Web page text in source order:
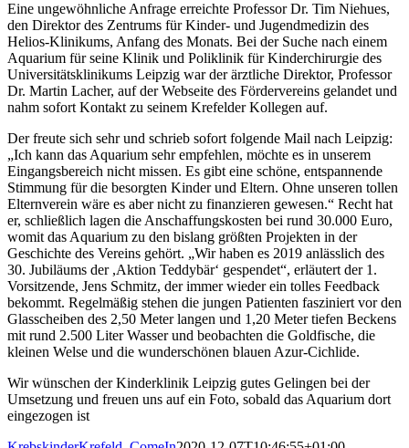
Eine ungewöhnliche Anfrage erreichte Professor Dr. Tim Niehues,
den Direktor des Zentrums für Kinder- und Jugendmedizin des
Helios-Klinikums, Anfang des Monats. Bei der Suche nach einem
Aquarium für seine Klinik und Poliklinik für Kinderchirurgie des
Universitätsklinikums Leipzig war der ärztliche Direktor, Professor
Dr. Martin Lacher, auf der Webseite des Fördervereins gelandet und
nahm sofort Kontakt zu seinem Krefelder Kollegen auf.
Der freute sich sehr und schrieb sofort folgende Mail nach Leipzig:
„Ich kann das Aquarium sehr empfehlen, möchte es in unserem
Eingangsbereich nicht missen. Es gibt eine schöne, entspannende
Stimmung für die besorgten Kinder und Eltern. Ohne unseren tollen
Elternverein wäre es aber nicht zu finanzieren gewesen.“ Recht hat
er, schließlich lagen die Anschaffungskosten bei rund 30.000 Euro,
womit das Aquarium zu den bislang größten Projekten in der
Geschichte des Vereins gehört. „Wir haben es 2019 anlässlich des
30. Jubiläums der ,Aktion Teddybär‘ gespendet“, erläutert der 1.
Vorsitzende, Jens Schmitz, der immer wieder ein tolles Feedback
bekommt. Regelmäßig stehen die jungen Patienten fasziniert vor den
Glasscheiben des 2,50 Meter langen und 1,20 Meter tiefen Beckens
mit rund 2.500 Liter Wasser und beobachten die Goldfische, die
kleinen Welse und die wunderschönen blauen Azur-Cichlide.
Wir wünschen der Kinderklinik Leipzig gutes Gelingen bei der
Umsetzung und freuen uns auf ein Foto, sobald das Aquarium dort
eingezogen ist